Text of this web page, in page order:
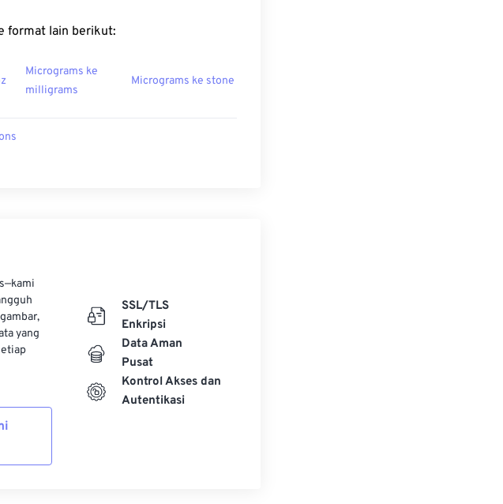
format lain berikut:
Micrograms ke
milligrams
Micrograms ke stone
yang
SSL/TLS
Enkripsi
Data Aman
Pusat
Kontrol Akses dan
Autentikasi